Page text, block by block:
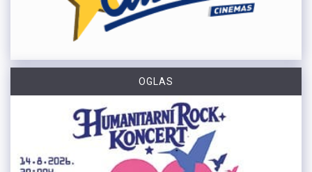
OGLAS